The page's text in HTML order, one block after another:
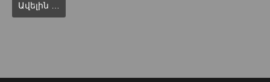
Ավելին …